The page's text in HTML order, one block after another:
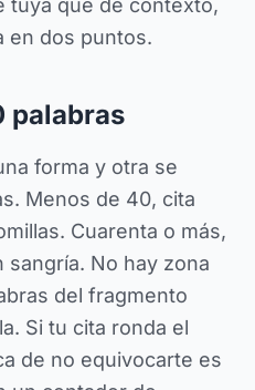
tuya que dé contexto,
en dos puntos.
palabras
forma y otra se
Menos de 40, cita
Cuarenta o más,
sangría. No hay zona
del fragmento
Si tu cita ronda el
de no equivocarte es